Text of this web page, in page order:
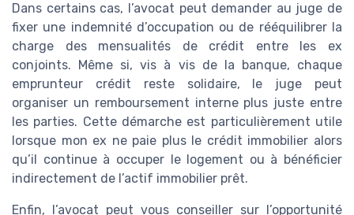
Dans certains cas, l’avocat peut demander au juge de
fixer une indemnité d’occupation ou de rééquilibrer la
charge des mensualités de crédit entre les ex
conjoints. Même si, vis à vis de la banque, chaque
emprunteur crédit reste solidaire, le juge peut
organiser un remboursement interne plus juste entre
les parties. Cette démarche est particulièrement utile
lorsque mon ex ne paie plus le crédit immobilier alors
qu’il continue à occuper le logement ou à bénéficier
indirectement de l’actif immobilier prêt.
Enfin, l’avocat peut vous conseiller sur l’opportunité